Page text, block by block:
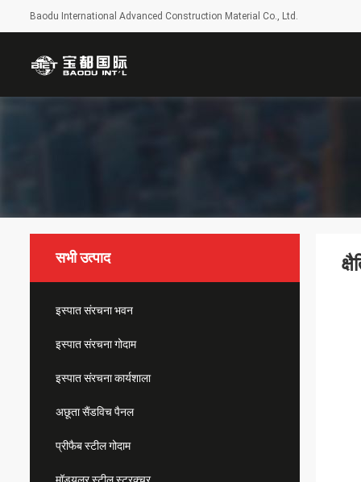
Baodu International Advanced Construction Material Co., Ltd.
सभी उत्पाद
इस्पात संरचना भवन
इस्पात संरचना गोदाम
इस्पात संरचना कार्यशाला
अछूता सैंडविच पैनल
प्रीफैब स्टील गोदाम